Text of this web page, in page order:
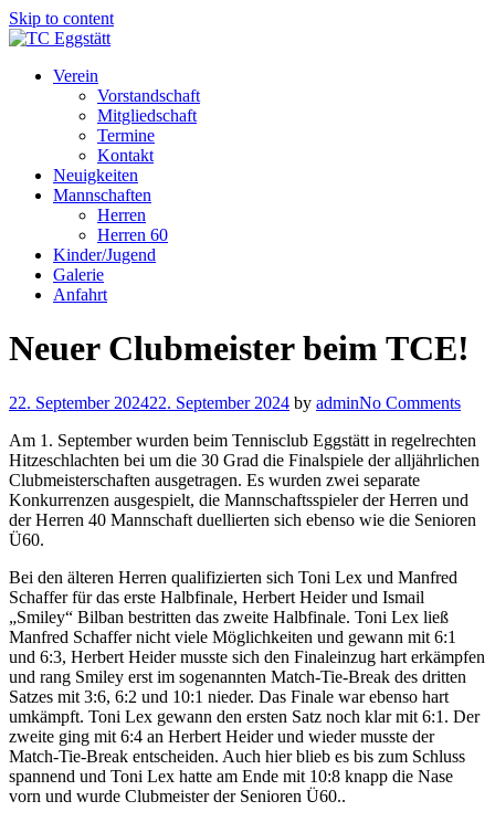
Skip to content
Verein
Vorstandschaft
Mitgliedschaft
Termine
Kontakt
Neuigkeiten
Mannschaften
Herren
Herren 60
Kinder/Jugend
Galerie
Anfahrt
Neuer Clubmeister beim TCE!
22. September 202422. September 2024 by adminNo Comments
Am 1. September wurden beim Tennisclub Eggstätt in regelrechten
Hitzeschlachten bei um die 30 Grad die Finalspiele der alljährlichen
Clubmeisterschaften ausgetragen. Es wurden zwei separate
Konkurrenzen ausgespielt, die Mannschaftsspieler der Herren und
der Herren 40 Mannschaft duellierten sich ebenso wie die Senioren
Ü60.
Bei den älteren Herren qualifizierten sich Toni Lex und Manfred
Schaffer für das erste Halbfinale, Herbert Heider und Ismail
„Smiley“ Bilban bestritten das zweite Halbfinale. Toni Lex ließ
Manfred Schaffer nicht viele Möglichkeiten und gewann mit 6:1
und 6:3, Herbert Heider musste sich den Finaleinzug hart erkämpfen
und rang Smiley erst im sogenannten Match-Tie-Break des dritten
Satzes mit 3:6, 6:2 und 10:1 nieder. Das Finale war ebenso hart
umkämpft. Toni Lex gewann den ersten Satz noch klar mit 6:1. Der
zweite ging mit 6:4 an Herbert Heider und wieder musste der
Match-Tie-Break entscheiden. Auch hier blieb es bis zum Schluss
spannend und Toni Lex hatte am Ende mit 10:8 knapp die Nase
vorn und wurde Clubmeister der Senioren Ü60..